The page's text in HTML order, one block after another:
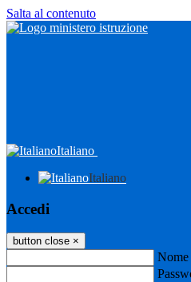
Salta al contenuto
Italiano
Italiano
Accedi
button close ×
Nome